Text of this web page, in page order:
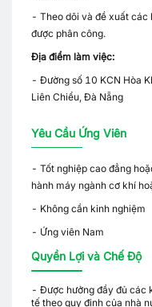
- Theo dõi và đề xuất các
được phân công.
Địa điểm làm việc:
- Đường số 10 KCN Hòa
Liên Chiểu, Đà Nẵng
Yêu Cầu Ứng Viên
- Tốt nghiệp cao đẳng
hành máy ngành cơ khí
- Không cần kinh nghiệm
- Ứng viên Nam
Quyền Lợi và Chế Độ
- Được hưởng đầy đủ các
tế theo quy định của nhà